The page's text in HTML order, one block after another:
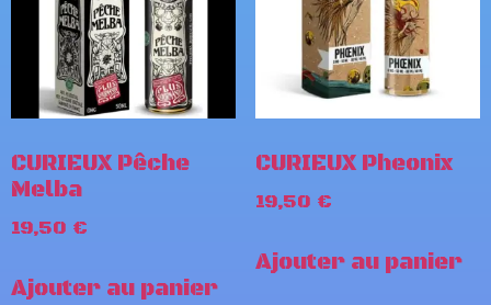
CURIEUX Pêche
Melba
19,50 €
Ajouter au panier
CURIEUX Pheonix
19,50 €
Ajouter au panier